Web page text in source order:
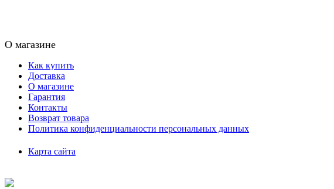
О магазине
Как купить
Доставка
О магазине
Гарантия
Контакты
Возврат товара
Политика конфиденциальности персональных данных
Карта сайта